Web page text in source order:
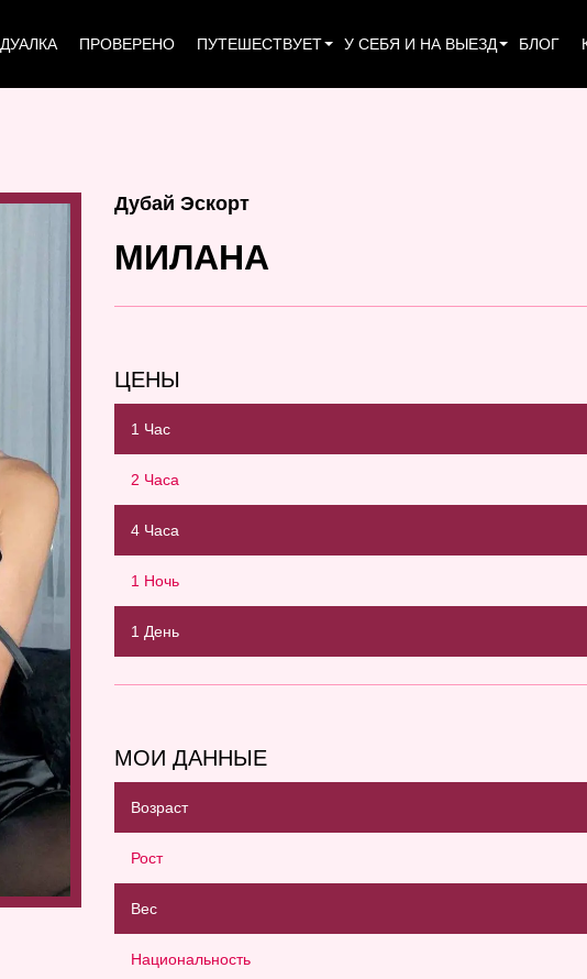
ПРОВЕРЕНО ПУТЕШЕСТВУЕТ У СЕБЯ И НА ВЫЕЗД БЛОГ
Дубай Эскорт
МИЛАНА
ЦЕНЫ
1 Час
2 Часа
4 Часа
1 Ночь
1 День
МОИ ДАННЫЕ
Возраст
Рост
Вес
Национальность